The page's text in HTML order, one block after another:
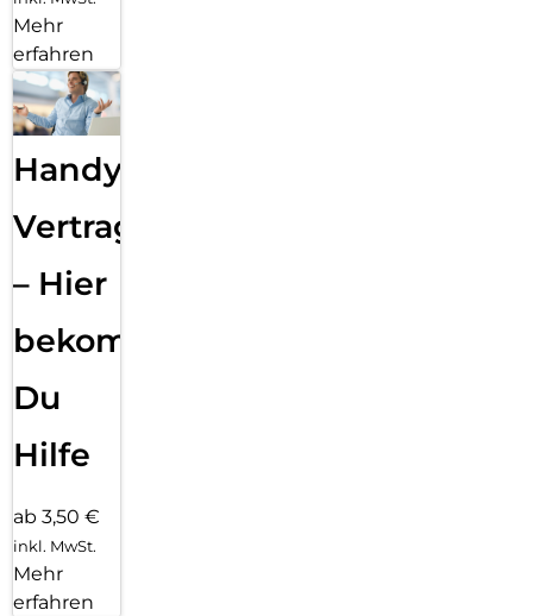
Mehr
erfahren
Handy
Vertragsabwicklung
– Hier
bekommst
Du
Hilfe
ab 3,50 €
inkl. MwSt.
Mehr
erfahren